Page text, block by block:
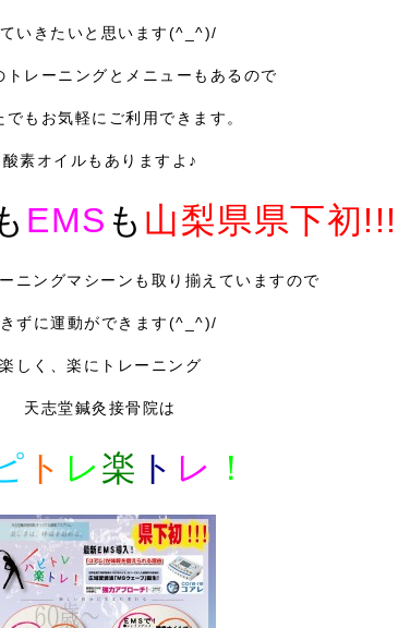
いきたいと思います(^_^)/
トレーニングとメニューもあるので
でもお気軽にご利用できます。
酸素オイルもありますよ♪
EMS も 山梨県県下初!!!
ニングマシーンも取り揃えていますので
ずに運動ができます(^_^)/
楽しく、楽にトレーニング
天志堂鍼灸接骨院は
ト レ楽 ト レ ！